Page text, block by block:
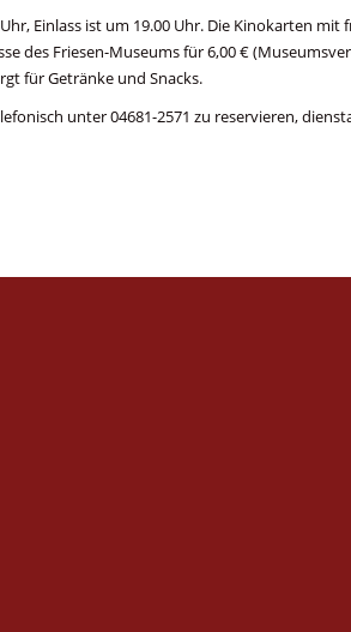
Einlass ist um 19.00 Uhr. Die Kinokarten mit
des Friesen-Museums für 6,00 €
für Getränke und Snacks.
unter 04681-2571 zu reservieren,